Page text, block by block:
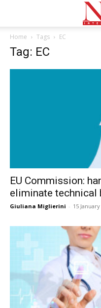
Home Tags EC
Tag: EC
EU Commission:
eliminate technical
Giuliana Miglierini - 15 January